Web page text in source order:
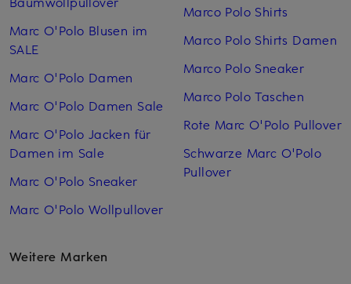
Marc O'Polo Blusen im
SALE
Marc O'Polo Damen
Marc O'Polo Damen Sale
Marc O'Polo Jacken für
Damen im Sale
Marc O'Polo Sneaker
Marc O'Polo Wollpullover
Marco Polo Shirts
Marco Polo Shirts Damen
Marco Polo Sneaker
Marco Polo Taschen
Rote Marc O'Polo Pullover
Schwarze Marc O'Polo
Pullover
Weitere Marken